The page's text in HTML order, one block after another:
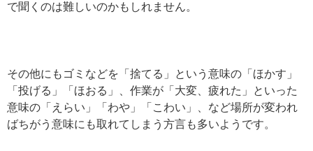
で聞くのは難しいのかもしれません。
その他にもゴミなどを「捨てる」という意味の「ほかす」
「投げる」「ほおる」、作業が「大変、疲れた」といった
意味の「えらい」「わや」「こわい」、など場所が変われ
ばちがう意味にも取れてしまう方言も多いようです。